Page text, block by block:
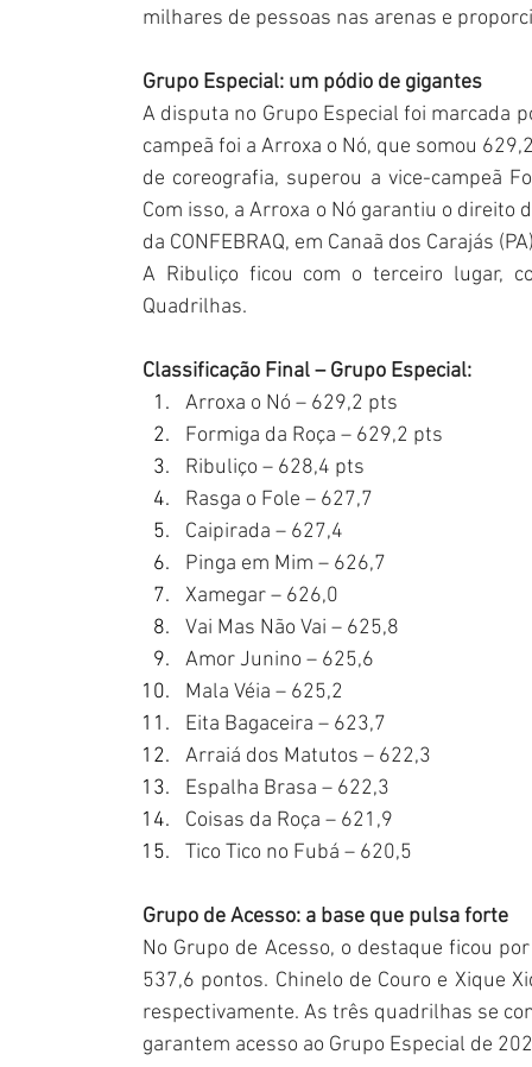
milhares de pessoas nas arenas e
Grupo Especial: um pódio de gigantes
A disputa no Grupo Especial foi marcada
campeã foi a Arroxa o Nó, que somou
de coreografia, superou a vice-campeã
Com isso, a Arroxa o Nó garantiu o
da CONFEBRAQ, em Canaã dos Carajás
A Ribuliço ficou com o terceiro lugar,
Quadrilhas.
Classificação Final – Grupo Especial:
Arroxa o Nó – 629,2 pts
Formiga da Roça – 629,2 pts
Ribuliço – 628,4 pts
Rasga o Fole – 627,7
Caipirada – 627,4
Pinga em Mim – 626,7
Xamegar – 626,0
Vai Mas Não Vai – 625,8
Amor Junino – 625,6
Mala Véia – 625,2
Eita Bagaceira – 623,7
Arraiá dos Matutos – 622,3
Espalha Brasa – 622,3
Coisas da Roça – 621,9
Tico Tico no Fubá – 620,5
Grupo de Acesso: a base que pulsa forte
No Grupo de Acesso, o destaque ficou
537,6 pontos. Chinelo de Couro e Xique
respectivamente. As três quadrilhas se
garantem acesso ao Grupo Especial de